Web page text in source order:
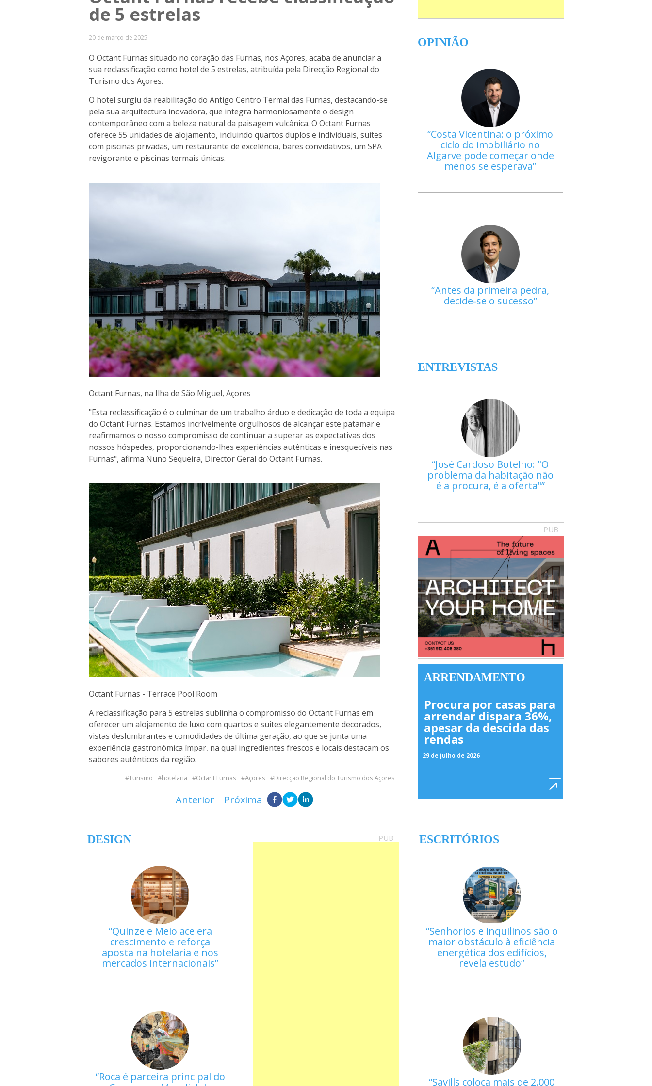
de 5 estrelas
20 de março de 2025
O Octant Furnas situado no coração das Furnas, nos Açores, acaba de anunciar a
sua reclassificação como hotel de 5 estrelas, atribuída pela Direcção Regional do
Turismo dos Açores.
O hotel surgiu da reabilitação do Antigo Centro Termal das Furnas, destacando-se
pela sua arquitectura inovadora, que integra harmoniosamente o design
contemporâneo com a beleza natural da paisagem vulcânica. O Octant Furnas
oferece 55 unidades de alojamento, incluindo quartos duplos e individuais, suites
com piscinas privadas, um restaurante de excelência, bares convidativos, um SPA
revigorante e piscinas termais únicas.
Octant Furnas, na Ilha de São Miguel, Açores
"Esta reclassificação é o culminar de um trabalho árduo e dedicação de toda a equipa
do Octant Furnas. Estamos incrivelmente orgulhosos de alcançar este patamar e
reafirmamos o nosso compromisso de continuar a superar as expectativas dos
nossos hóspedes, proporcionando-lhes experiências autênticas e inesquecíveis nas
Furnas", afirma Nuno Sequeira, Director Geral do Octant Furnas.
Octant Furnas - Terrace Pool Room
A reclassificação para 5 estrelas sublinha o compromisso do Octant Furnas em
oferecer um alojamento de luxo com quartos e suites elegantemente decorados,
vistas deslumbrantes e comodidades de última geração, ao que se junta uma
experiência gastronómica ímpar, na qual ingredientes frescos e locais destacam os
sabores autênticos da região.
Turismo hotelaria Octant Furnas Açores Direcção Regional do Turismo dos Açores
Anterior Próxima
OPINIÃO
Costa Vicentina: o próximo
ciclo do imobiliário no
Algarve pode começar onde
menos se esperava
Antes da primeira pedra,
decide-se o sucesso
ENTREVISTAS
José Cardoso Botelho: "O
problema da habitação não
é a procura, é a oferta"
PUB
ARRENDAMENTO
Procura por casas para
arrendar dispara 36%,
apesar da descida das
rendas
29 de julho de 2026
DESIGN
Quinze e Meio acelera
crescimento e reforça
aposta na hotelaria e nos
mercados internacionais
Roca é parceira principal do
PUB ESCRITÓRIOS
Senhorios e inquilinos são o
maior obstáculo à eficiência
energética dos edifícios,
revela estudo
Savills coloca mais de 2.000